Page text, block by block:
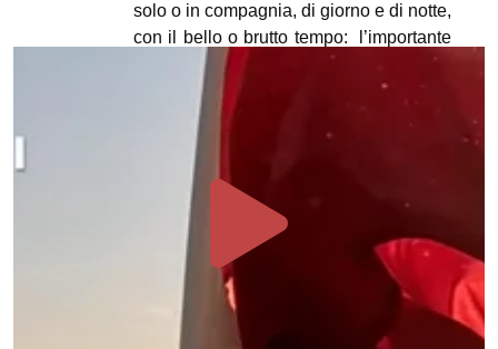
solo o in compagnia, di giorno e di notte,
con il bello o brutto tempo: l’importante
è andare!”
Nel 2000 con tre amici acquista
Maladroxia
, un cutter di 34 piedi e
qualche anno dopo lascia la sua
professione di progettista edile per
potersi dedicare maggiormente alla vela
effettuando svariati trasferimenti che lo
portano a navigare in buona parte del
Mediterraneo. In seguito decide di
trasferirsi sul lago di Garda con la sua